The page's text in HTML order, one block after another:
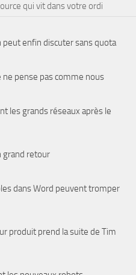
qui vit dans votre ordi
peut enfin discuter sans quota
ne pense pas comme nous
les grands réseaux après le
grand retour
dans Word peuvent tromper
produit prend la suite de Tim